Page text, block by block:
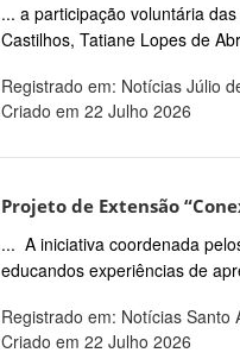
... a participação voluntária
Castilhos, Tatiane Lopes de
Registrado em: Notícias Júlio
Criado em 22 Julho 2026
Projeto de Extensão
... A iniciativa coordenada
educandos experiências de
Registrado em: Notícias Santo
Criado em 22 Julho 2026